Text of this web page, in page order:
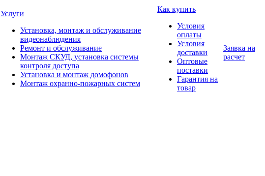
Услуги
Установка, монтаж и обслуживание
видеонаблюдения
Ремонт и обслуживание
Монтаж СКУД, установка системы
контроля доступа
Установка и монтаж домофонов
Монтаж охранно-пожарных систем
Как купить
Условия
оплаты
Условия
доставки
Оптовые
поставки
Гарантия на
товар
Заявка на
расчет